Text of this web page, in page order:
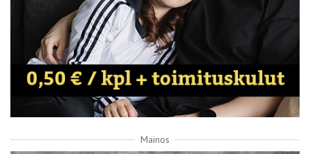
Mainos